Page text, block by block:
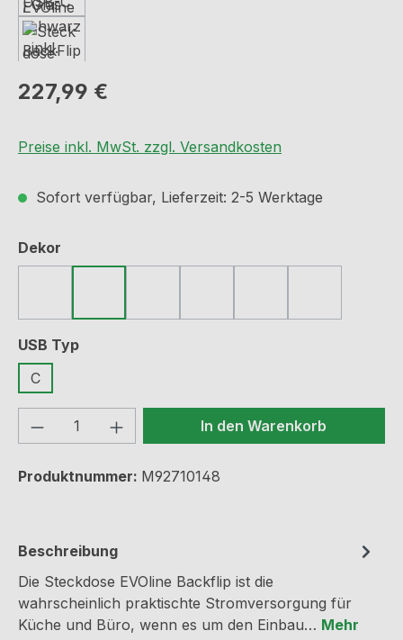
Regulärer Preis:
227,99 €
Preise inkl. MwSt. zzgl. Versandkosten
Sofort verfügbar, Lieferzeit: 2-5 Werktage
Dekor
USB Typauswählen
C
Produkt Anzahl: Gib denIn den Warenkorb
Produktnummer: M92710148
Beschreibung
Die Steckdose EVOline Backflip ist die
wahrscheinlich praktischte Stromversorgung für
Küche und Büro, wenn es um den Einbau… Mehr